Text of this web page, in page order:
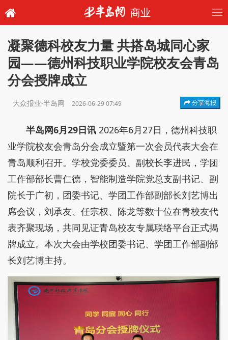
商业
凝聚德科校友力量 共搭岛城同心家
园——德州科技职业学院校友会青岛
分会授牌成立
大众报业·半岛网 2026-06-29 07:49 分享海报
半岛网6月29日讯 2026年6月27日，德州科技职
业学院校友会青岛分会成立暨第一次会员代表大会在
青岛顺利召开。学校党委委员、副校长李进民，学团
工作部部长曹仁德，智能制造学院党总支副书记、副
院长于广初，团委书记、学团工作部副部长刘艺博出
席会议，刘承友、任宗权、陈龙等数十位在青校友代
表齐聚现场，共同见证青岛校友专属联络平台正式揭
牌成立。本次大会由学校团委书记、学团工作部副部
长刘艺博主持。